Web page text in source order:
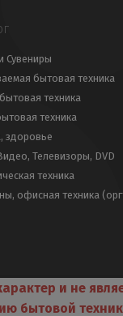
Сувениры
бытовая техника
техника
техника
здоровье
Телевизоры, DVD
техника
офисная техника
и не
бытовой